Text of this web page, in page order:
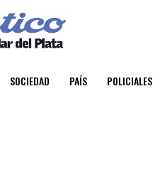
SOCIEDAD PAÍS POLICIALES